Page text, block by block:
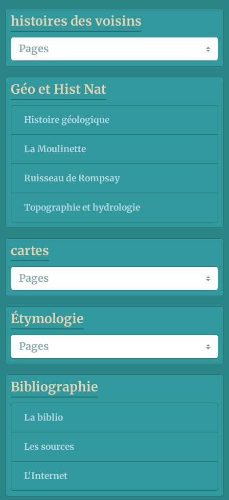
histoires des voisins
Géo et Hist Nat
Histoire géologique
La Moulinette
Ruisseau de Rompsay
Topographie et hydrologie
cartes
Étymologie
Bibliographie
La biblio
Les sources
L'Internet